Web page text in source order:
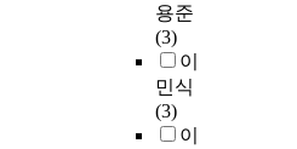
용준
(3)
이
민식
(3)
이